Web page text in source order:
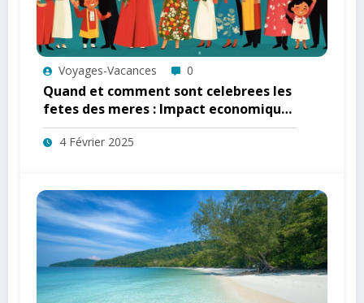
Voyages-Vacances 0
Quand et comment sont celebrees les
fetes des meres : Impact economique
et tendances cadeaux par continent
4 Février 2025